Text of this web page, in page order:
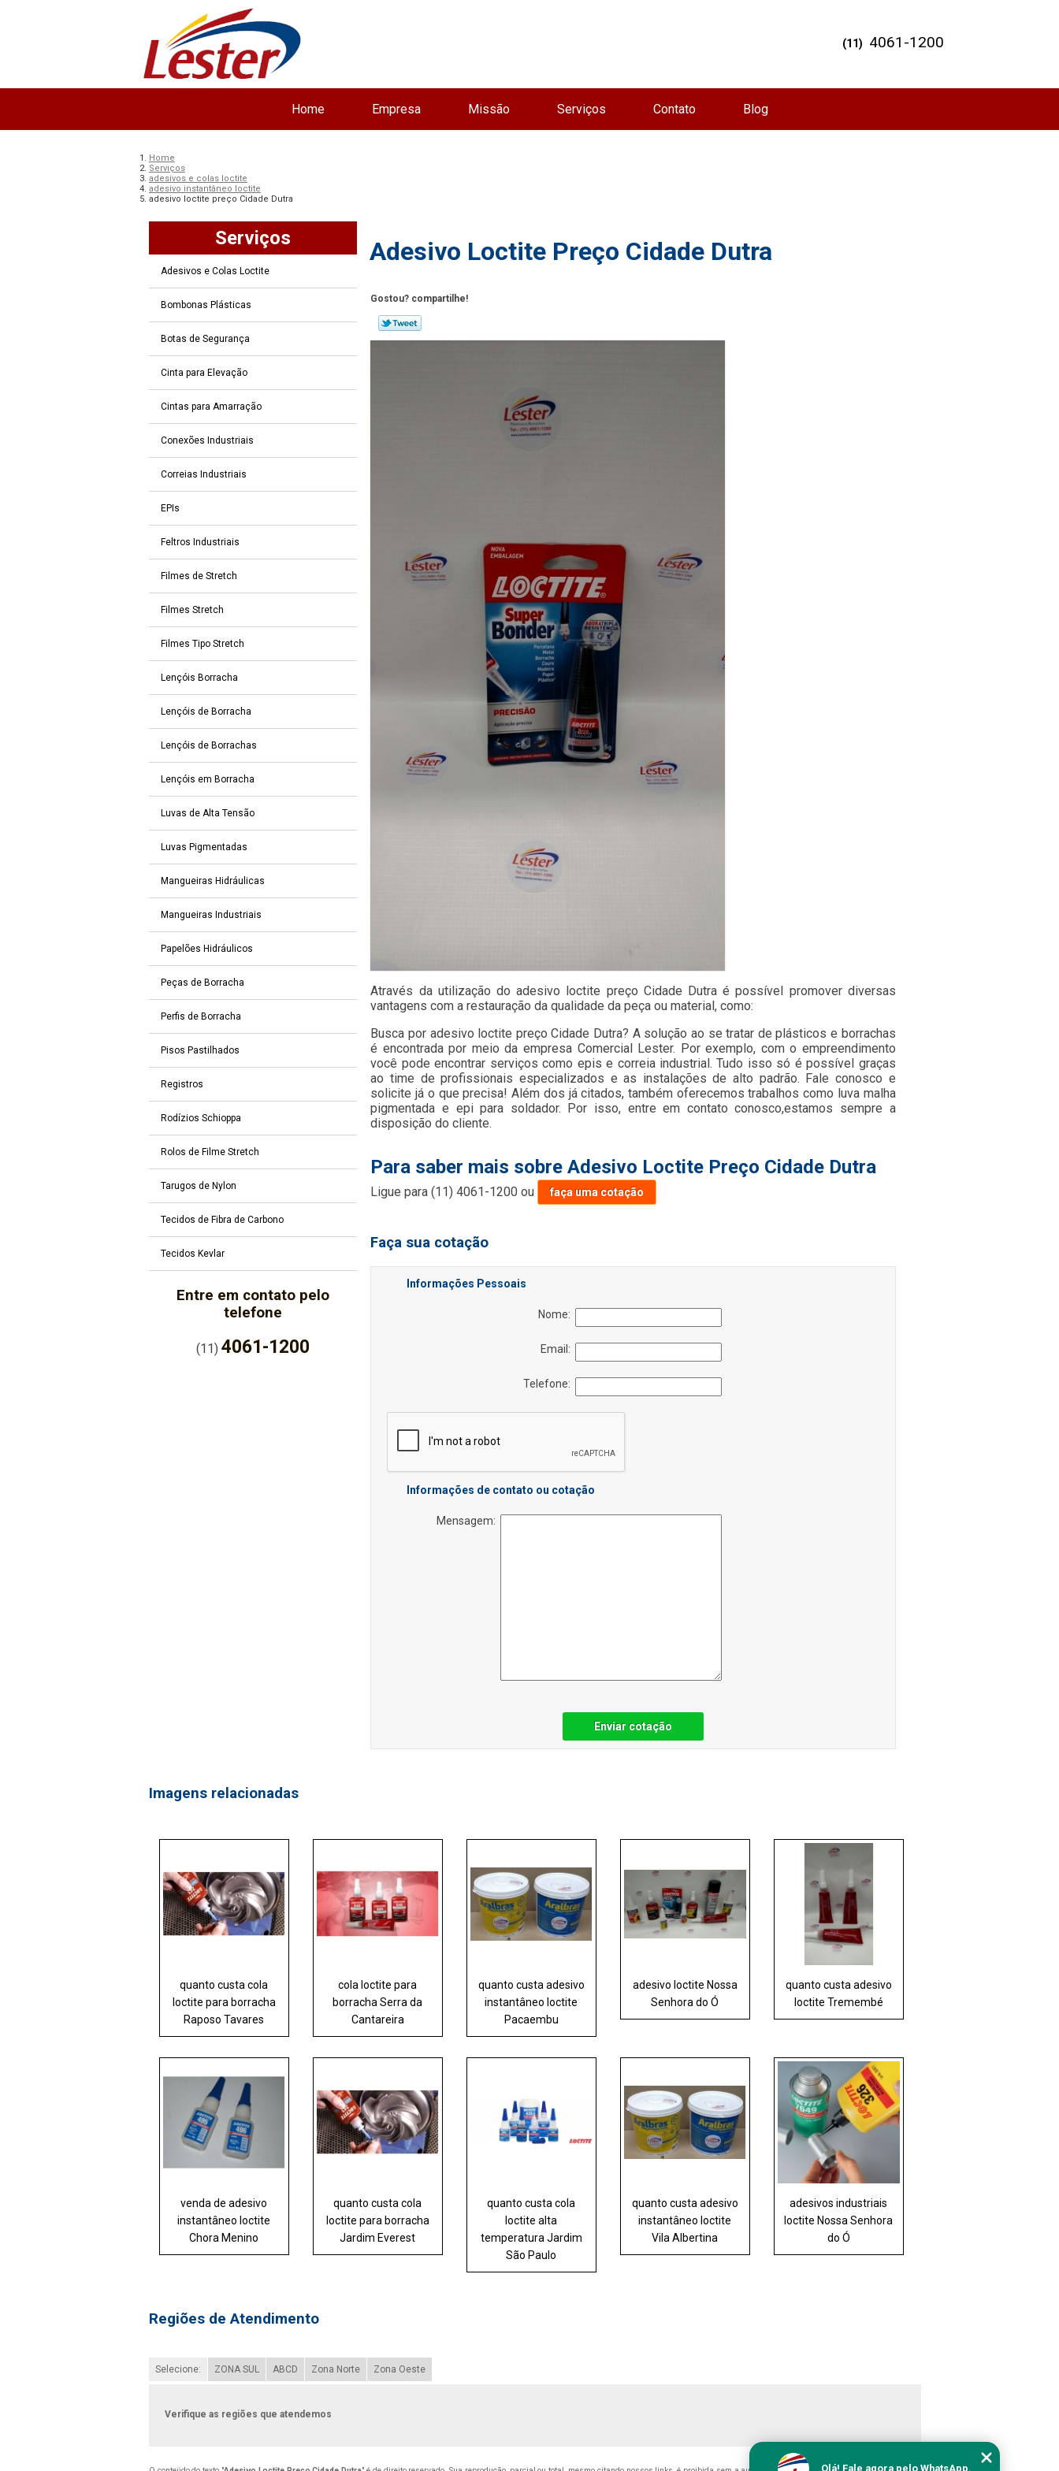
Home Empresa Missão Serviços Contato Blog
(11) 4061-1200
Home
Serviços
adesivos e colas loctite
adesivo instantâneo loctite
adesivo loctite preço Cidade Dutra
Serviços
Adesivos e Colas Loctite
Bombonas Plásticas
Botas de Segurança
Cinta para Elevação
Cintas para Amarração
Conexões Industriais
Correias Industriais
EPIs
Feltros Industriais
Filmes de Stretch
Filmes Stretch
Filmes Tipo Stretch
Lençóis Borracha
Lençóis de Borracha
Lençóis de Borrachas
Lençóis em Borracha
Luvas de Alta Tensão
Luvas Pigmentadas
Mangueiras Hidráulicas
Mangueiras Industriais
Papelões Hidráulicos
Peças de Borracha
Perfis de Borracha
Pisos Pastilhados
Registros
Rodízios Schioppa
Rolos de Filme Stretch
Tarugos de Nylon
Tecidos de Fibra de Carbono
Tecidos Kevlar
Entre em contato pelo
telefone
(11)4061-1200
Adesivo Loctite Preço Cidade Dutra
Gostou? compartilhe!
Através da utilização do adesivo loctite preço Cidade Dutra é possível promover diversas
vantagens com a restauração da qualidade da peça ou material, como:
Busca por adesivo loctite preço Cidade Dutra? A solução ao se tratar de plásticos e borrachas
é encontrada por meio da empresa Comercial Lester. Por exemplo, com o empreendimento
você pode encontrar serviços como epis e correia industrial. Tudo isso só é possível graças
ao time de profissionais especializados e as instalações de alto padrão. Fale conosco e
solicite já o que precisa! Além dos já citados, também oferecemos trabalhos como luva malha
pigmentada e epi para soldador. Por isso, entre em contato conosco,estamos sempre a
disposição do cliente.
Para saber mais sobre Adesivo Loctite Preço Cidade Dutra
Ligue para(11) 4061-1200 ou faça uma cotação
Faça sua cotação
Informações Pessoais
Nome:
Email:
Telefone:
Informações de contato ou cotação
Mensagem:
Enviar cotação
Imagens relacionadas
quanto custa cola
loctite para borracha
Raposo Tavares
cola loctite para
borracha Serra da
Cantareira
quanto custa adesivo
instantâneo loctite
Pacaembu
adesivo loctite Nossa
Senhora do Ó
quanto custa adesivo
loctite Tremembé
venda de adesivo
instantâneo loctite
Chora Menino
quanto custa cola
loctite para borracha
Jardim Everest
quanto custa cola
loctite alta
temperatura Jardim
São Paulo
quanto custa adesivo
instantâneo loctite
Vila Albertina
adesivos industriais
loctite Nossa Senhora
do Ó
Regiões de Atendimento
Selecione: ZONA SUL ABCD Zona Norte Zona Oeste
Verifique as regiões que atendemos
Olá! Fale agora pelo WhatsApp.